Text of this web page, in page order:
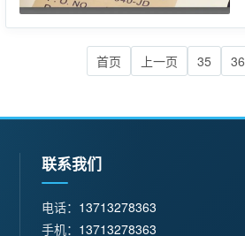
首页 上一页 35 36
联系我们
电话： 13713278363
手机： 13713278363